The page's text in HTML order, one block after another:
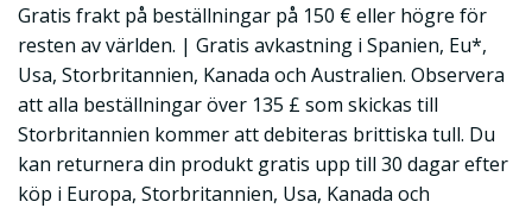
Gratis frakt på beställningar på 150 € eller högre för
resten av världen. | Gratis avkastning i Spanien, Eu*,
Usa, Storbritannien, Kanada och Australien. Observera
att alla beställningar över 135 £ som skickas till
Storbritannien kommer att debiteras brittiska tull. Du
kan returnera din produkt gratis upp till 30 dagar efter
köp i Europa, Storbritannien, Usa, Kanada och